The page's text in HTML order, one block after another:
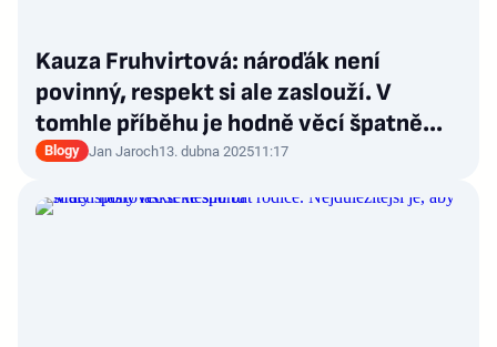
Kauza Fruhvirtová: nároďák není
povinný, respekt si ale zaslouží. V
tomhle příběhu je hodně věcí špatně…
Blogy Jan Jaroch13. dubna 202511:17